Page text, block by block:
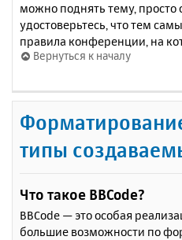
можно поднять тему, просто
удостоверьтесь, что тем
правила конференции, на
Вернуться к началу
типы
Что такое BBCode?
BBCode — это особая
большие возможности по